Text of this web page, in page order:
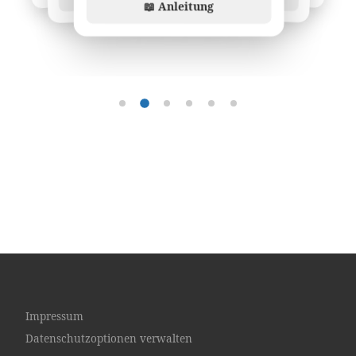
📖 Anleitung
Übung 1
Übung 2
Übung 3Übung 4Übung 5Übung 6
Impressum
Datenschutzoptionen verwalten